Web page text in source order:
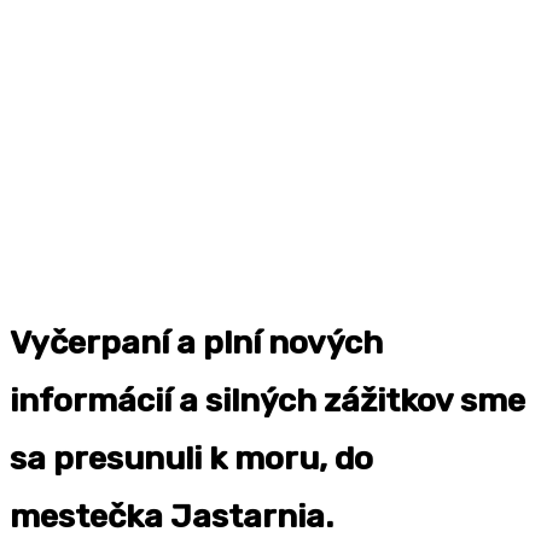
Vyčerpaní a plní nových
informácií a silných zážitkov sme
sa presunuli k moru, do
mestečka Jastarnia.